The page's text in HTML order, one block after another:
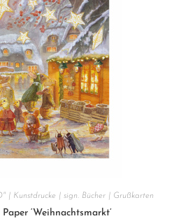
| Kunstdrucke | sign. Bücher | Grußkarten
‘Weihnachtsmarkt’